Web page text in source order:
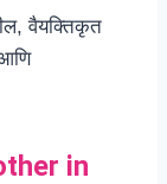
वैयक्तिकृत
in